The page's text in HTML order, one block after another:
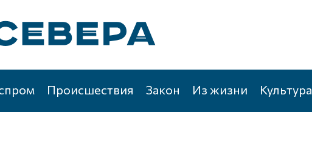
Происшествия Закон Из жизни Культура